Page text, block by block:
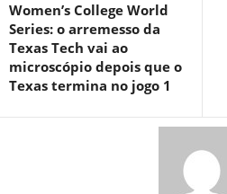
Women’s College World
Series: o arremesso da
Texas Tech vai ao
microscópio depois que o
Texas termina no jogo 1